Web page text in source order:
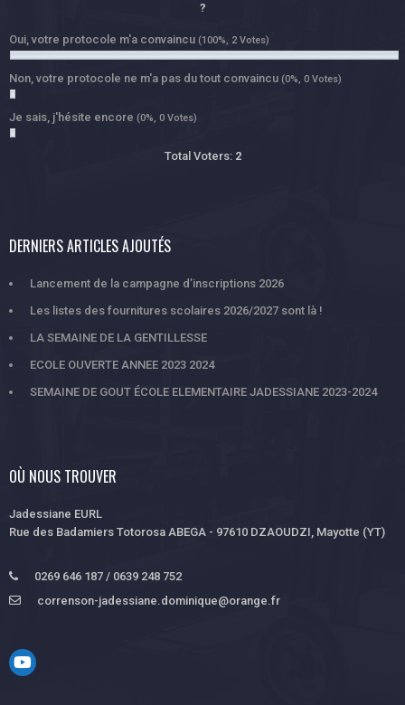
?
Oui, votre protocole m'a convaincu (100%, 2 Votes)
Non, votre protocole ne m'a pas du tout convaincu (0%, 0 Votes)
Je sais, j'hésite encore (0%, 0 Votes)
Total Voters: 2
DERNIERS ARTICLES AJOUTÉS
Lancement de la campagne d’inscriptions 2026
Les listes des fournitures scolaires 2026/2027 sont là !
LA SEMAINE DE LA GENTILLESSE
ECOLE OUVERTE ANNEE 2023 2024
SEMAINE DE GOUT ÉCOLE ELEMENTAIRE JADESSIANE 2023-2024
OÙ NOUS TROUVER
Jadessiane EURL
Rue des Badamiers Totorosa ABEGA - 97610 DZAOUDZI, Mayotte (YT)
0269 646 187 / 0639 248 752
correnson-jadessiane.dominique@orange.fr